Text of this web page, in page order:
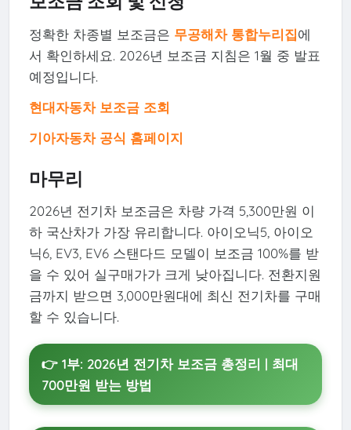
정확한 차종별 보조금은 무공해차 통합누리집에
서 확인하세요. 2026년 보조금 지침은 1월 중 발표
예정입니다.
현대자동차 보조금 조회
기아자동차 공식 홈페이지
마무리
2026년 전기차 보조금은 차량 가격 5,300만원 이
하 국산차가 가장 유리합니다. 아이오닉5, 아이오
닉6, EV3, EV6 스탠다드 모델이 보조금 100%를 받
을 수 있어 실구매가가 크게 낮아집니다. 전환지원
금까지 받으면 3,000만원대에 최신 전기차를 구매
할 수 있습니다.
👉 1부: 2026년 전기차 보조금 총정리 | 최대
700만원 받는 방법